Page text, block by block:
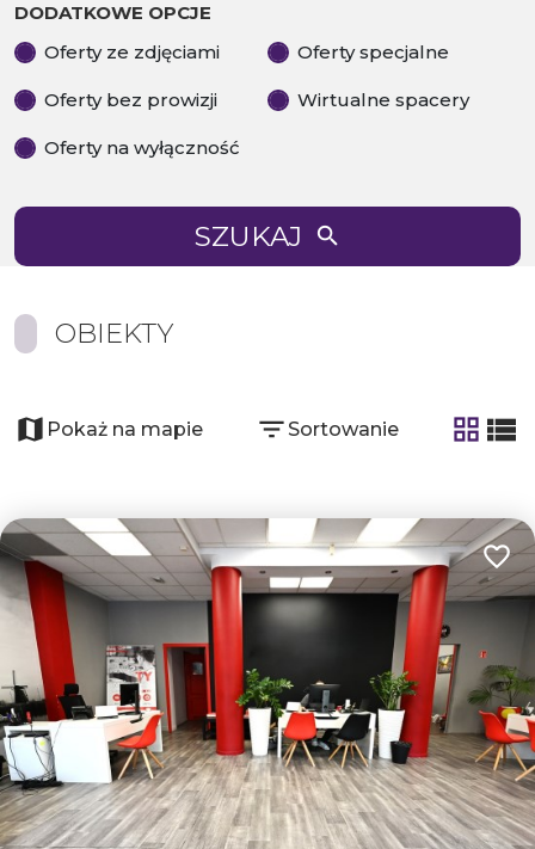
DODATKOWE OPCJE
Oferty ze zdjęciami
Oferty specjalne
Oferty bez prowizji Wirtualne spacery
Oferty na wyłączność
SZUKAJ
OBIEKTY
Pokaż na mapie Sortowanie
tabela